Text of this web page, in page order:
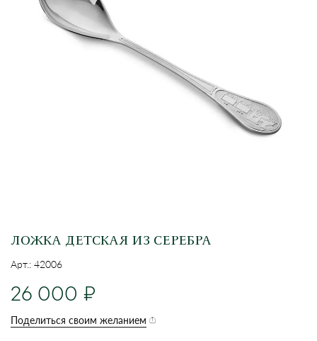
ЛОЖКА ДЕТСКАЯ ИЗ СЕРЕБРА
Арт.: 42006
26 000
Поделиться своим желанием